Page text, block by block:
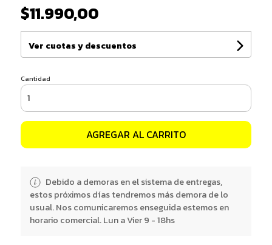
$11.990,00
Ver cuotas y descuentos
Cantidad
AGREGAR AL CARRITO
Debido a demoras en el sistema de entregas,
estos próximos días tendremos más demora de lo
usual. Nos comunicaremos enseguida estemos en
horario comercial. Lun a Vier 9 - 18hs